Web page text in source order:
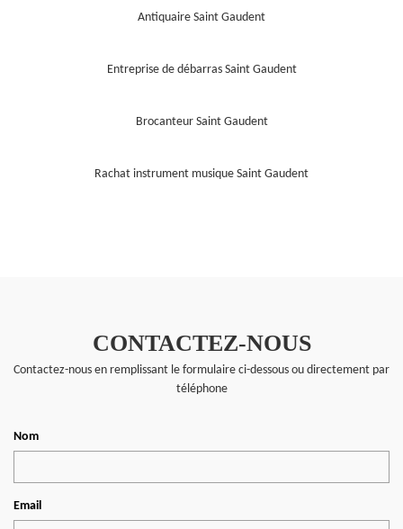
Antiquaire Saint Gaudent
Entreprise de débarras Saint Gaudent
Brocanteur Saint Gaudent
Rachat instrument musique Saint Gaudent
CONTACTEZ-NOUS
Contactez-nous en remplissant le formulaire ci-dessous ou directement par
téléphone
Nom
Email